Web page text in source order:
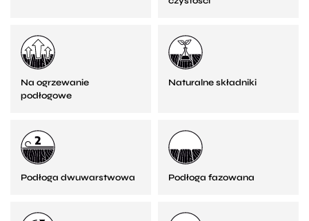
Na ogrzewanie
podłogowe
Naturalne składniki
Podłoga dwuwarstwowa Podłoga fazowana